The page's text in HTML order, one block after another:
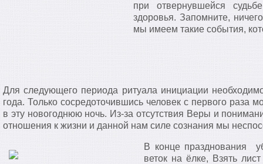
при отвернувшейся
здоровья. Запомните,
мы имеем такие события,
Для следующего периода ритуала инициации
года. Только сосредоточившись человек с первого раза
в эту новогоднюю ночь. Из-за отсутствия Веры и
отношения к жизни и данной нам силе сознания мы
В конце празднования
веток на ёлке, Взять